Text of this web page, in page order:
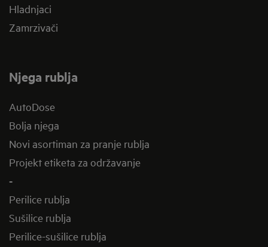
Hladnjaci
Zamrzivači
Njega rublja
AutoDose
Bolja njega
Novi asortiman za pranje rublja
Projekt etiketa za održavanje
-
Perilice rublja
Sušilice rublja
Perilice-sušilice rublja